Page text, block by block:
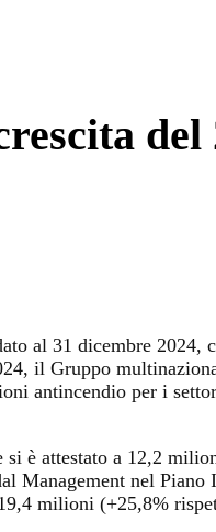
al 31 dicembre
il Gruppo
antincendio per i
è attestato a 12,2
Management nel
milioni (+25,8%